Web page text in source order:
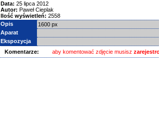
Data: 25 lipca 2012
Autor: Paweł Cieplak
Ilość wyświetleń: 2558
Opis
1600 px
Aparat
Ekspozycja
Komentarze:
aby komentować zdjęcie musisz